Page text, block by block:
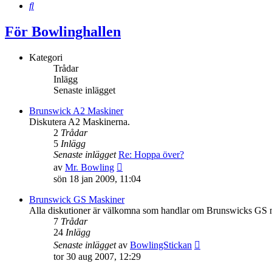
Sök
För Bowlinghallen
Kategori
Trådar
Inlägg
Senaste inlägget
Brunswick A2 Maskiner
Diskutera A2 Maskinerna.
2 Trådar
5 Inlägg
Senaste inlägget Re: Hoppa över?
av Mr. Bowling
till
senaste
inlägget
sön 18 jan 2009, 11:04
Brunswick GS Maskiner
Alla diskutioner är välkomna som handlar om Brunswicks GS
7 Trådar
24 Inlägg
Senaste inläggetav BowlingStickan
tor 30 aug 2007, 12:29